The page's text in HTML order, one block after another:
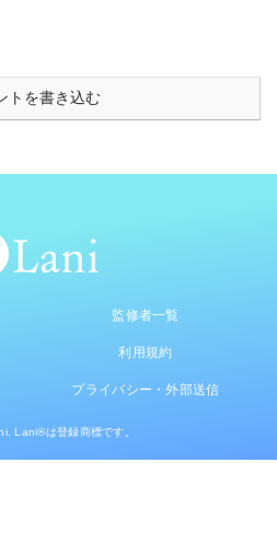
トを書き込む
監修者一覧
利用規約
プライバシー・外部送信
Lani®は登録商標です。